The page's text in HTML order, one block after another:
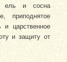
ель и сосна
приподнятое
и царственное
и защиту от